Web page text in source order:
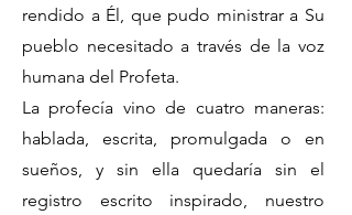
rendido a Él, que pudo ministrar a Su
pueblo necesitado a través de la voz
humana del Profeta.
La profecía vino de cuatro maneras:
hablada, escrita, promulgada o en
sueños, y sin ella quedaría sin el
registro escrito inspirado, nuestro